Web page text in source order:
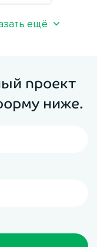
ещё
проект
ниже.